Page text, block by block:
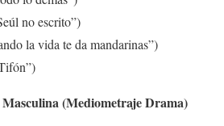
no escrito”)
la vida te da mandarinas”)
(Mediometraje Drama)